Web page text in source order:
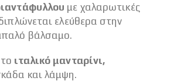
με χαλαρωτικές
ελεύθερα στην
βάλσαμο.
ιταλικό μανταρίνι,
και λάμψη.